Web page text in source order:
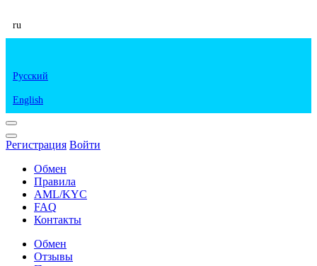
ru
Русский
English
Регистрация Войти
Обмен
Правила
AML/KYC
FAQ
Контакты
Обмен
Отзывы